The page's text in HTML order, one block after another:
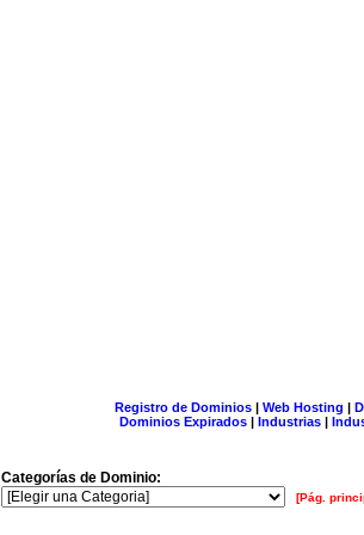
Registro de Dominios| Web Hosting |
Dominios Expirados | Industrias |
Categorías de Dominio:
[Pág.